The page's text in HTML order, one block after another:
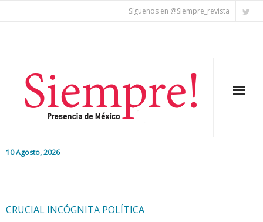
Síguenos en @Siempre_revista
10 Agosto, 2026
CRUCIAL INCÓGNITA POLÍTICA